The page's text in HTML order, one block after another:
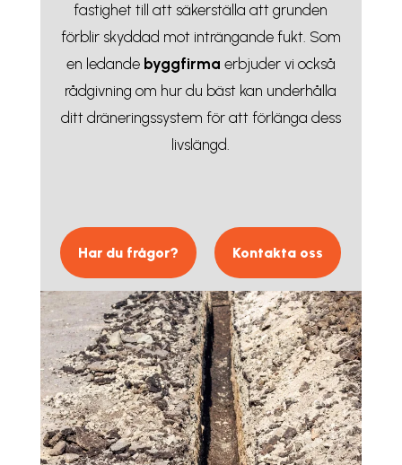
fastighet till att säkerställa att grunden
förblir skyddad mot inträngande fukt. Som
en ledande byggfirma erbjuder vi också
rådgivning om hur du bäst kan underhålla
ditt dräneringssystem för att förlänga dess
livslängd.
Har du frågor? Kontakta oss